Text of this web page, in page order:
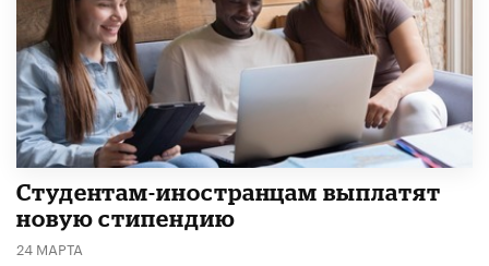
Студентам-иностранцам выплатят
новую стипендию
24 МАРТА